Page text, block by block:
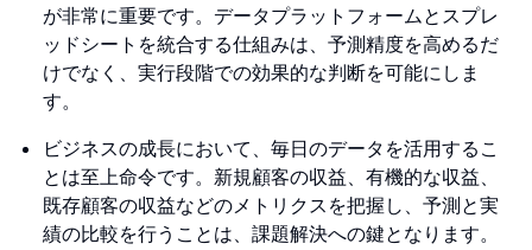
が非常に重要です。データプラットフォームとスプレ
ッドシートを統合する仕組みは、予測精度を高めるだ
けでなく、実行段階での効果的な判断を可能にしま
す。
ビジネスの成長において、毎日のデータを活用するこ
とは至上命令です。新規顧客の収益、有機的な収益、
既存顧客の収益などのメトリクスを把握し、予測と実
績の比較を行うことは、課題解決への鍵となります。